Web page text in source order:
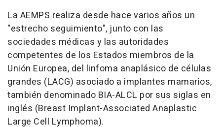
La AEMPS realiza desde hace varios años un
"estrecho seguimiento", junto con las
sociedades médicas y las autoridades
competentes de los Estados miembros de la
Unión Europea, del linfoma anaplásico de células
grandes (LACG) asociado a implantes mamarios,
también denominado BIA-ALCL por sus siglas en
inglés (Breast Implant-Associated Anaplastic
Large Cell Lymphoma).